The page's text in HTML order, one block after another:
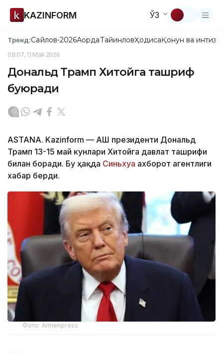
KAZINFORM ЎЗ
Тренд:Сайлов-2026АқордаТайинловҲодисаҚонун ва
09:07, 11 Май 2026
Дональд Трамп Хитойга ташриф
буюради
ASTANA. Kazinform — АҚШ президенти Дональд
Трамп 13-15 май кунлари Хитойга давлат ташрифи
билан боради. Бу ҳақда Синьхуа ахборот агентлиги
хабар берди.
Фото: Armenpress